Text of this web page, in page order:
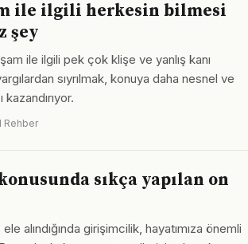
ile ilgili herkesin bilmesi
şey
ile ilgili pek çok klişe ve yanlış kanı
sıyrılmak, konuya daha nesnel ve
kazandırıyor.
Rehber
sıkça yapılan on
alındığında girişimcilik, hayatımıza önemli